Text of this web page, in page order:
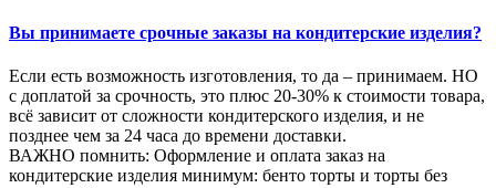
Вы принимаете срочные заказы на кондитерские изделия?
Если есть возможность изготовления, то да – принимаем. НО
с доплатой за срочность, это плюс 20-30% к стоимости товара,
всё зависит от сложности кондитерского изделия, и не
позднее чем за 24 часа до времени доставки.
ВАЖНО помнить: Оформление и оплата заказ на
кондитерские изделия минимум: бенто торты и торты без